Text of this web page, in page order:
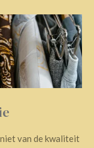
van de kwaliteit